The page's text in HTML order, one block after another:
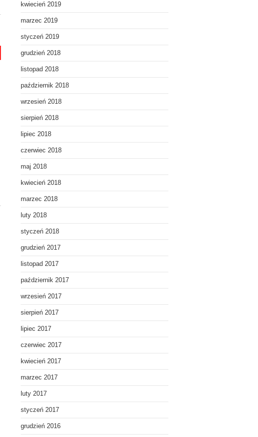
kwiecień 2019
marzec 2019
styczeń 2019
grudzień 2018
listopad 2018
październik 2018
wrzesień 2018
sierpień 2018
lipiec 2018
czerwiec 2018
maj 2018
kwiecień 2018
marzec 2018
luty 2018
styczeń 2018
grudzień 2017
listopad 2017
październik 2017
wrzesień 2017
sierpień 2017
lipiec 2017
czerwiec 2017
kwiecień 2017
marzec 2017
luty 2017
styczeń 2017
grudzień 2016